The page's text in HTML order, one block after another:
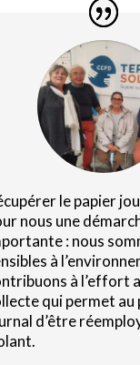
le papier
nous une
: nous
à
à l’effort
qui permet au
d’être